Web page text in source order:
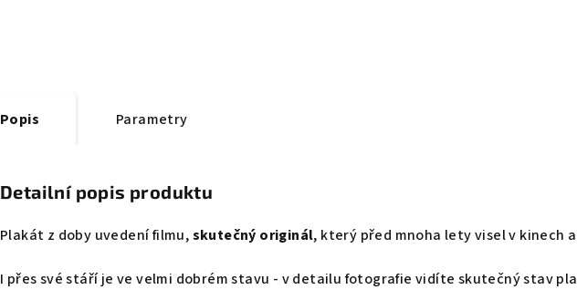
Popis Parametry
Detailní popis produktu
Plakát z doby uvedení filmu,skutečný originál, který před mnoha lety visel v kinech
I přes své stáří je ve velmi dobrém stavu - v detailu fotografie vidíte skutečný stav